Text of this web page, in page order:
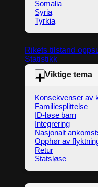
Somalia
Syria
Tyrkia
Rikets tilstand
Statistikk
Viktige tema
Konsekvenser av
Familiesplittelse
ID-løse barn
Integrering
Nasjonalt
Opphør av
Retur
Statsløse